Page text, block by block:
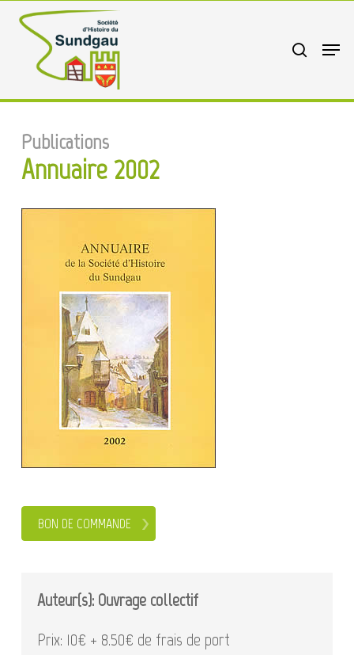
Skip
Menu
Publications
Annuaire 2002
BON DE COMMANDE
Auteur(s): Ouvrage collectif
Prix: 10€ + 8.50€ de frais de port